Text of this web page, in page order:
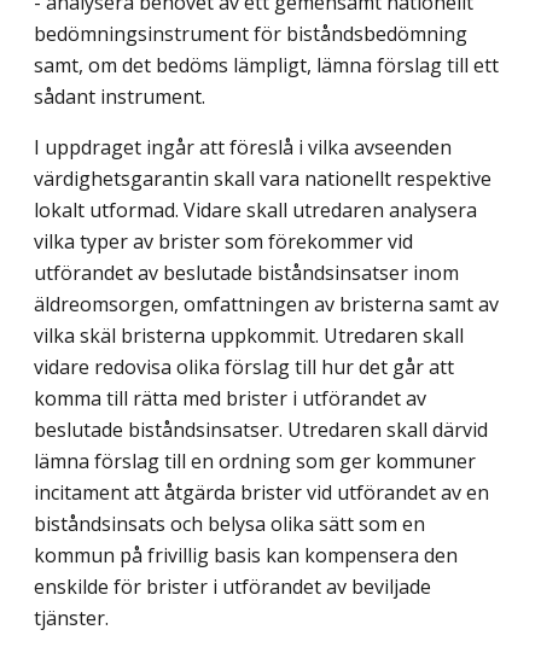
bedömningsinstrument för biståndsbedömning
samt, om det bedöms lämpligt, lämna förslag till ett
sådant instrument.
I uppdraget ingår att föreslå i vilka avseenden
värdighetsgarantin skall vara nationellt respektive
lokalt utformad. Vidare skall utredaren analysera
vilka typer av brister som förekommer vid
utförandet av beslutade biståndsinsatser inom
äldreomsorgen, omfattningen av bristerna samt av
vilka skäl bristerna uppkommit. Utredaren skall
vidare redovisa olika förslag till hur det går att
komma till rätta med brister i utförandet av
beslutade biståndsinsatser. Utredaren skall därvid
lämna förslag till en ordning som ger kommuner
incitament att åtgärda brister vid utförandet av en
biståndsinsats och belysa olika sätt som en
kommun på frivillig basis kan kompensera den
enskilde för brister i utförandet av beviljade
tjänster.